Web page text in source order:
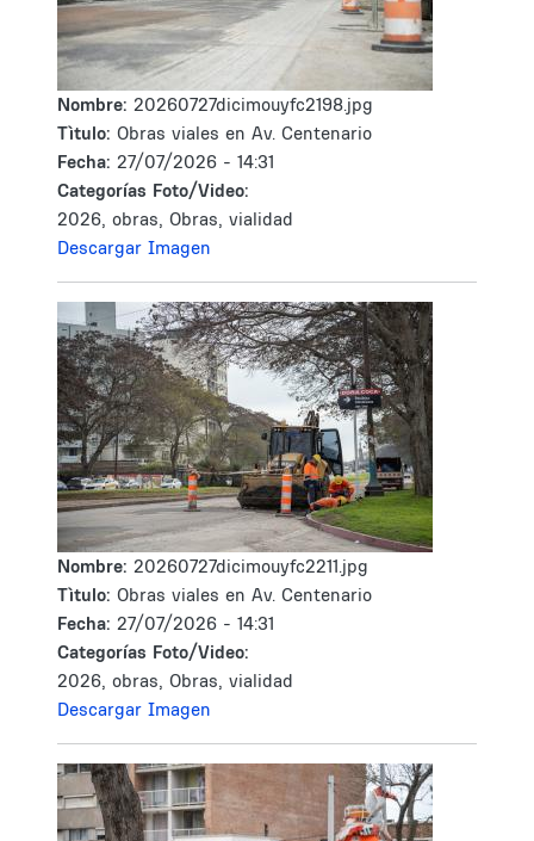
Nombre: 20260727dicimouyfc2198.jpg
Tìtulo: Obras viales en Av. Centenario
Fecha: 27/07/2026 - 14:31
Categorías Foto/Video:
2026, obras, Obras, vialidad
Descargar Imagen
Nombre: 20260727dicimouyfc2211.jpg
Tìtulo: Obras viales en Av. Centenario
Fecha: 27/07/2026 - 14:31
Categorías Foto/Video:
2026, obras, Obras, vialidad
Descargar Imagen